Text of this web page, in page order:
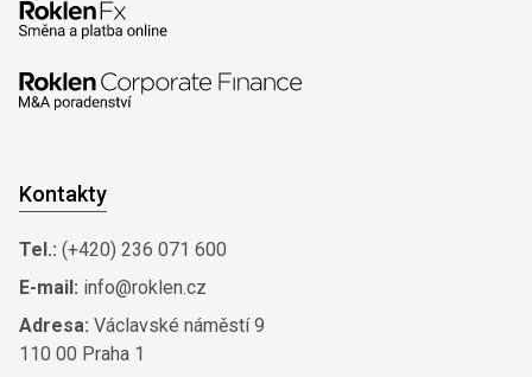
Kontakty
Tel.: (+420) 236 071 600
E-mail: info@roklen.cz
Adresa: Václavské náměstí 9
110 00 Praha 1